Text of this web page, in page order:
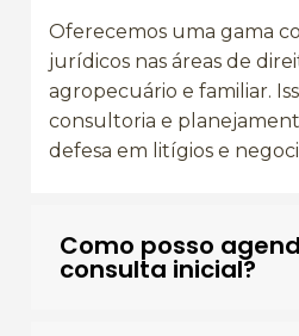
Oferecemos uma gama
jurídicos nas áreas de
agropecuário e familiar.
consultoria e
defesa em litígios e
Como posso
consulta inicial?